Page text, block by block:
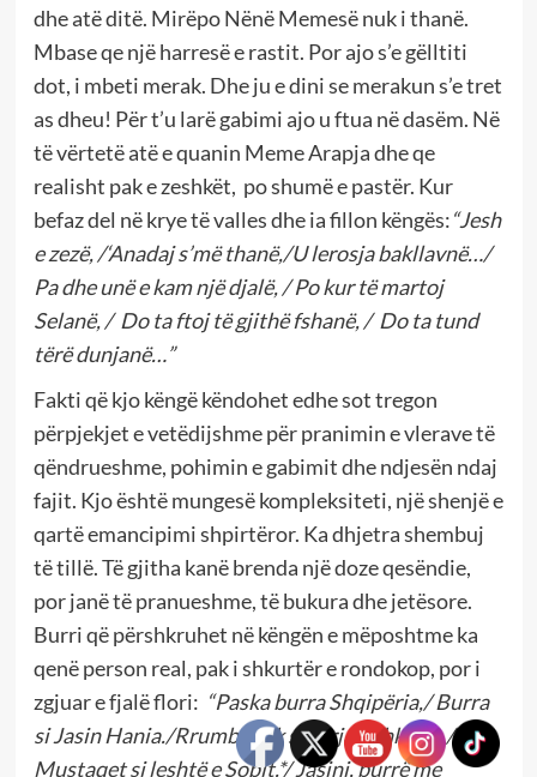
dhe atë ditë. Mirëpo Nënë Memesë nuk i thanë.
Mbase qe një harresë e rastit. Por ajo s’e gëlltiti
dot, i mbeti merak. Dhe ju e dini se merakun s’e tret
as dheu! Për t’u larë gabimi ajo u ftua në dasëm. Në
të vërtetë atë e quanin Meme Arapja dhe qe
realisht pak e zeshkët, po shumë e pastër. Kur
befaz del në krye të valles dhe ia fillon këngës:“Jesh
e zezë, /‘Anadaj s’më thanë,/U lerosja bakllavnë…/
Pa dhe unë e kam një djalë, / Po kur të martoj
Selanë, / Do ta ftoj të gjithë fshanë, / Do ta tund
tërë dunjanë…”
Fakti që kjo këngë këndohet edhe sot tregon
përpjekjet e vetëdijshme për pranimin e vlerave të
qëndrueshme, pohimin e gabimit dhe ndjesën ndaj
fajit. Kjo është mungesë kompleksiteti, një shenjë e
qartë emancipimi shpirtëror. Ka dhjetra shembuj
të tillë. Të gjitha kanë brenda një doze qesëndie,
por janë të pranueshme, të bukura dhe jetësore.
Burri që përshkruhet në këngën e mëposhtme ka
qenë person real, pak i shkurtër e rondokop, por i
zgjuar e fjalë flori: “Paska burra Shqipëria,/ Burra
si Jasin Hania./Rrumbullak si çorja e shkopit,/
Mustaqet si leshtë e Sopit.*/ Jasini, burrë me